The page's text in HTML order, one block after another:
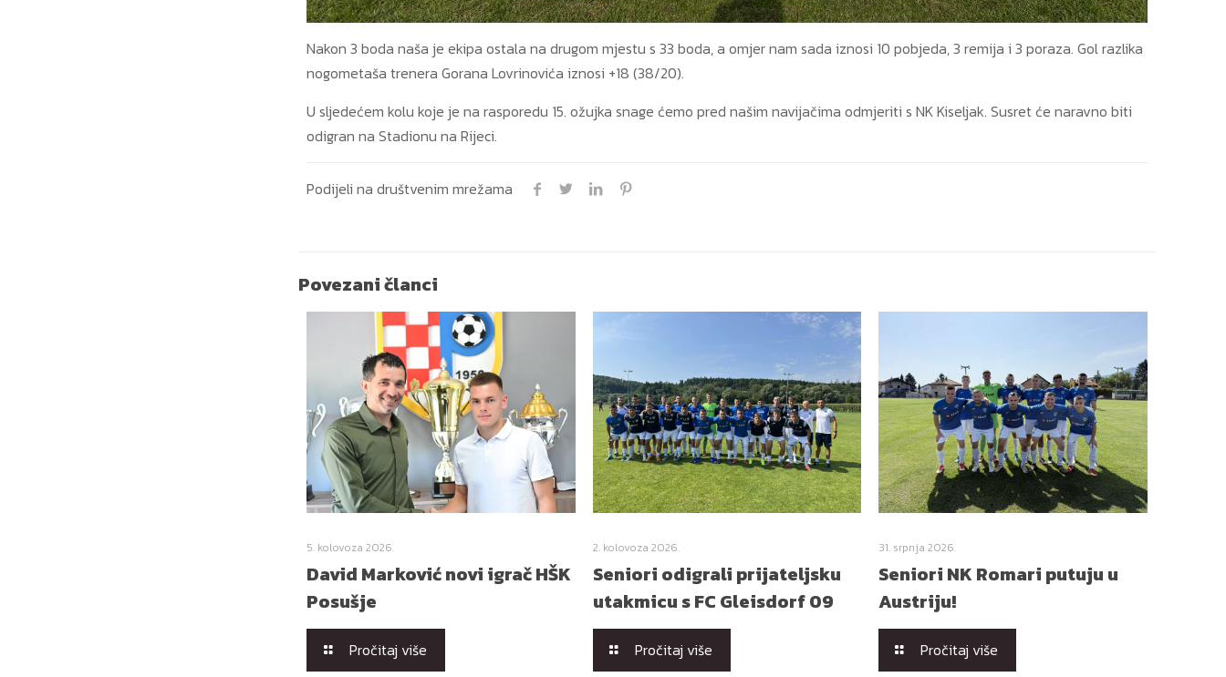
Nakon 3 boda naša je ekipa ostala na drugom mjestu s 33 boda, a omjer nam sada iznosi 10 pobjeda, 3 remija i 3 poraza. Gol razlika
nogometaša trenera Gorana Lovrinovića iznosi +18 (38/20).
U sljedećem kolu koje je na rasporedu 15. ožujka snage ćemo pred našim navijačima odmjeriti s NK Kiseljak. Susret će naravno biti
odigran na Stadionu na Rijeci.
Podijeli na društvenim mrežama
Povezani članci
5. kolovoza 2026.
David Marković novi igrač HŠK
Posušje
Pročitaj više
2. kolovoza 2026.
Seniori odigrali prijateljsku
utakmicu s FC Gleisdorf 09
Pročitaj više
31. srpnja 2026.
Seniori NK Romari putuju u
Austriju!
Pročitaj više